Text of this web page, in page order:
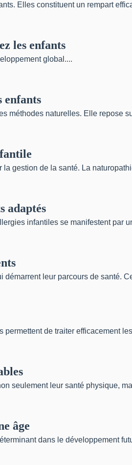
Elles constituent un rempart
les enfants
global....
enfants
méthodes naturelles. Elle repose
gestion de la santé. La
adaptés
infantiles se manifestent par
leur parcours de santé.
de traiter efficacement
seulement leur santé physique,
âge
dans le développement